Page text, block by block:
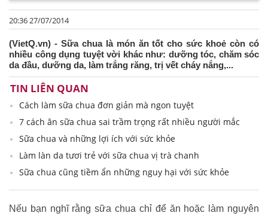
20:36 27/07/2014
(VietQ.vn) - Sữa chua là món ăn tốt cho sức khoẻ còn có
nhiều công dụng tuyệt vời khác như: dưỡng tóc, chăm sóc
da đầu, dưỡng da, làm trắng răng, trị vết cháy nắng,...
TIN LIÊN QUAN
Cách làm sữa chua đơn giản mà ngon tuyệt
7 cách ăn sữa chua sai trầm trọng rất nhiều người mắc
Sữa chua và những lợi ích với sức khỏe
Làm làn da tươi trẻ với sữa chua vị trà chanh
Sữa chua cũng tiềm ẩn những nguy hại với sức khỏe
Nếu bạn nghĩ rằng sữa chua chỉ để ăn hoặc làm nguyên